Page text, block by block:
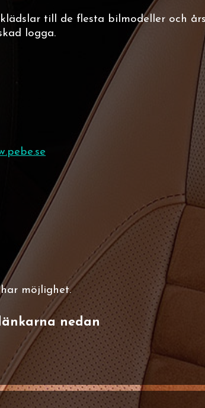
till de flesta bilmodeller och
logga.
möjlighet.
nedan